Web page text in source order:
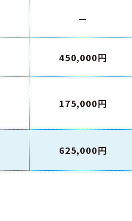
—
450,000円
175,000円
625,000円